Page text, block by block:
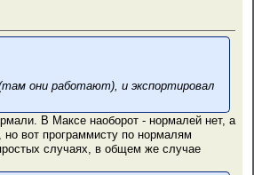
они работают), и экспортировал
В Максе наоборот - нормалей нет, а
вот программисту по нормалям
случаях, в общем же случае